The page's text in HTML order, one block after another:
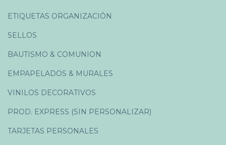
ETIQUETAS ORGANIZACIÓN
SELLOS
BAUTISMO & COMUNION
EMPAPELADOS & MURALES
VINILOS DECORATIVOS
PROD. EXPRESS (SIN PERSONALIZAR)
TARJETAS PERSONALES